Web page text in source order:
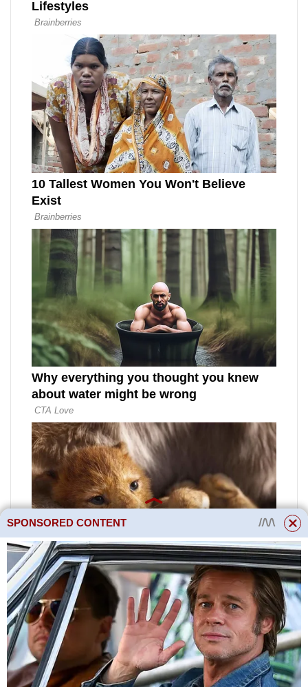
Princip jeho fungování spočívá v
tom, že proud vzduchu bez
ohledu na sílu a směr větru
SPONSORED CONTENT